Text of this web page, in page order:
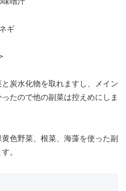
ギ
炭水化物を取れますし、メイン
たので他の副菜は控えめにしま
色野菜、根菜、海藻を使った副
。